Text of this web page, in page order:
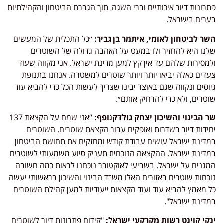
פתרונות דיור איכותיים וברי השגה, תוך הגברת הביטחון והקהילתיות
בערים בישראל.
השר לביטחון לאומי, איתמר בן גביר: ״כל התכלית של המעשים
שלנו היא להחזיר ולו במעט על האהבה גדולה של השוטרים
ולמסירות שלהם עד אין קץ למען מדינת ישראל. אני מקווה שעוד
צעדים כאלה יביאו יותר ויותר שוטרים למשטרה. אנחנו בתנופת
גיוסים ונקווה שגם באוצר יבינו שצריך לעשות הכל כדי להביא עוד
שוטרים, ולא כדי להרחיק אותם״.
שר הבינוי והשיכון יצחק גולדקנופף:
“אני שמח על הקצאת 137
יחידות דיור בשדרות ואופקים עבור הקצאת שוטרים. השוטרים
במדינת ישראל עושים עבודת קודש ומחזקים את תחושת הביטחון
במדינת ישראל. ההקצאה הנוכחית תעניק סיוע משמעותי לשוטרים
המגנים על ישראל. בשביעי לאוקטובר נוכחנו לראות כמה חשובה
נוכחות שוטרים באזורים האלו משרד הבינוי והשיכון בראשותי יעשה
כל מאמץ להביא עוד ועוד הקצאות ייעודיות למען קהילת השוטרים
במדינת ישראל".
ינקי קוינט רשות מקרקעי ישראל: "קידום פתרונות דיור לשוטרים